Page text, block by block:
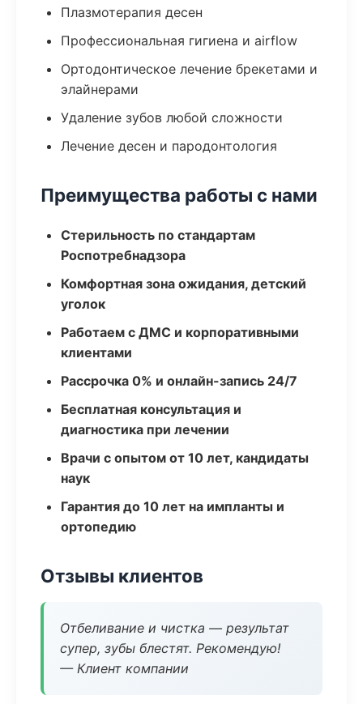
Плазмотерапия десен
Профессиональная гигиена и airflow
Ортодонтическое лечение брекетами и
элайнерами
Удаление зубов любой сложности
Лечение десен и пародонтология
Преимущества работы с нами
Стерильность по стандартам
Роспотребнадзора
Комфортная зона ожидания, детский
уголок
Работаем с ДМС и корпоративными
клиентами
Рассрочка 0% и онлайн-запись 24/7
Бесплатная консультация и
диагностика при лечении
Врачи с опытом от 10 лет, кандидаты
наук
Гарантия до 10 лет на импланты и
ортопедию
Отзывы клиентов
Отбеливание и чистка — результат
супер, зубы блестят. Рекомендую!
— Клиент компании